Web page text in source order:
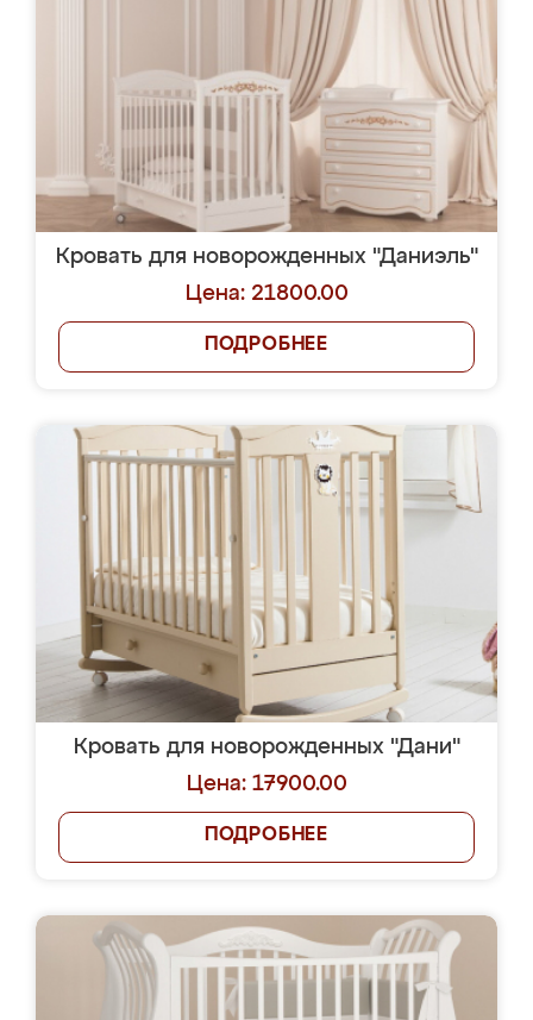
Кровать для новорожденных "Даниэль"
Цена: 21800.00
ПОДРОБНЕЕ
Кровать для новорожденных "Дани"
Цена: 17900.00
ПОДРОБНЕЕ